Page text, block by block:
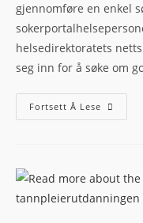
gjennomføre en enkel
helsedirektoratets
seg inn for å søke om
Fortsett Å Lese